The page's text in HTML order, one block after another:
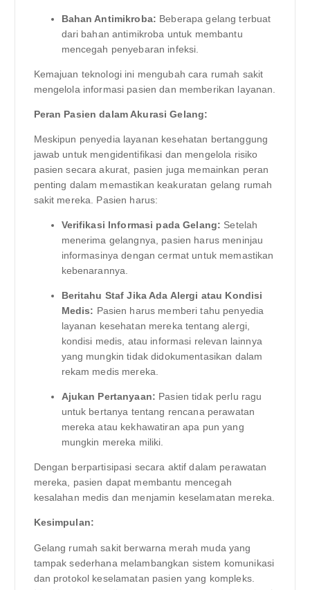
Bahan Antimikroba: Beberapa gelang terbuat
dari bahan antimikroba untuk membantu
mencegah penyebaran infeksi.
Kemajuan teknologi ini mengubah cara rumah sakit
mengelola informasi pasien dan memberikan layanan.
Peran Pasien dalam Akurasi Gelang:
Meskipun penyedia layanan kesehatan bertanggung
jawab untuk mengidentifikasi dan mengelola risiko
pasien secara akurat, pasien juga memainkan peran
penting dalam memastikan keakuratan gelang rumah
sakit mereka. Pasien harus:
Verifikasi Informasi pada Gelang: Setelah
menerima gelangnya, pasien harus meninjau
informasinya dengan cermat untuk memastikan
kebenarannya.
Beritahu Staf Jika Ada Alergi atau Kondisi
Medis: Pasien harus memberi tahu penyedia
layanan kesehatan mereka tentang alergi,
kondisi medis, atau informasi relevan lainnya
yang mungkin tidak didokumentasikan dalam
rekam medis mereka.
Ajukan Pertanyaan: Pasien tidak perlu ragu
untuk bertanya tentang rencana perawatan
mereka atau kekhawatiran apa pun yang
mungkin mereka miliki.
Dengan berpartisipasi secara aktif dalam perawatan
mereka, pasien dapat membantu mencegah
kesalahan medis dan menjamin keselamatan mereka.
Kesimpulan:
Gelang rumah sakit berwarna merah muda yang
tampak sederhana melambangkan sistem komunikasi
dan protokol keselamatan pasien yang kompleks.